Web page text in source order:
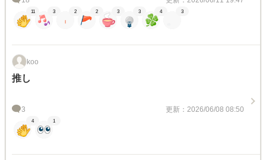
11 3 2 2 3 3 4 3
koo
推し
3 更新：2026/06/08 08:50
4 1